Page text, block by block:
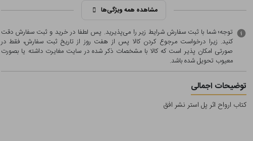
مشاهده همه ویژگی‌ها
توجه؛ شما با ثبت سفارش شرایط زیر را می‌پذیرید. پس لطفا در خرید و ثبت سفارش دقت
کنید. زیرا درخواست مرجوع کردن کالا پس از هفت روز از تاریخ ثبت سفارش، فقط در
صورتی امکان پذیر است که کالا با مشخصات ذکر شده در سایت مغایرت داشته یا بصورت
معيوب تحویل شده باشد.
توضیحات اجمالی
کتاب ارواح اثر پل استر نشر افق